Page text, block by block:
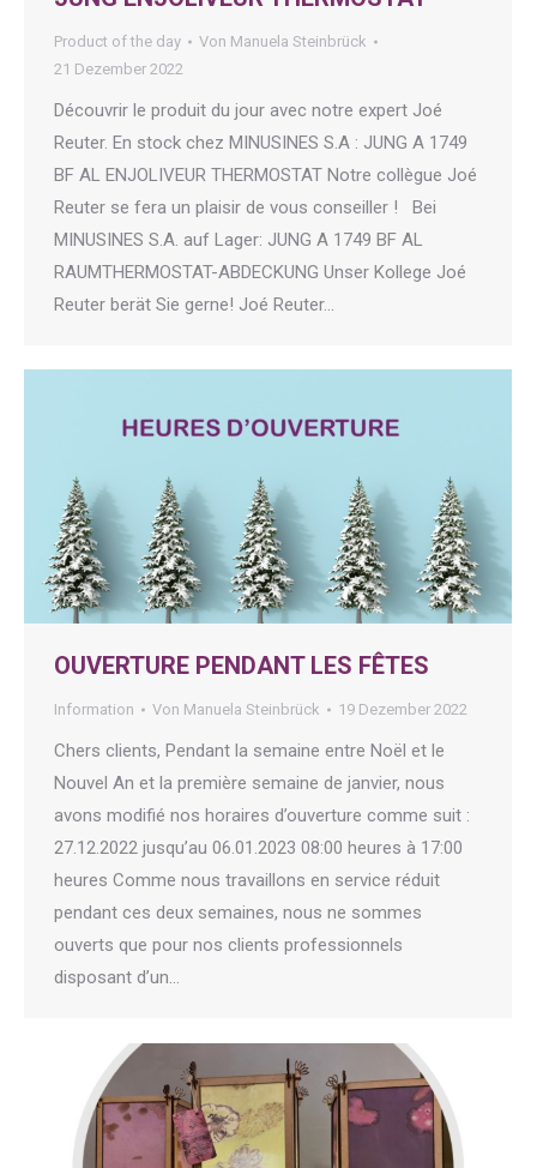
Product of the day Von Manuela Steinbrück
21 Dezember 2022
Découvrir le produit du jour avec notre expert Joé
Reuter. En stock chez MINUSINES S.A : JUNG A 1749
BF AL ENJOLIVEUR THERMOSTAT Notre collègue Joé
Reuter se fera un plaisir de vous conseiller ! Bei
MINUSINES S.A. auf Lager: JUNG A 1749 BF AL
RAUMTHERMOSTAT-ABDECKUNG Unser Kollege Joé
Reuter berät Sie gerne! Joé Reuter…
OUVERTURE PENDANT LES FÊTES
Information Von Manuela Steinbrück 19 Dezember 2022
Chers clients, Pendant la semaine entre Noël et le
Nouvel An et la première semaine de janvier, nous
avons modifié nos horaires d’ouverture comme suit :
27.12.2022 jusqu’au 06.01.2023 08:00 heures à 17:00
heures Comme nous travaillons en service réduit
pendant ces deux semaines, nous ne sommes
ouverts que pour nos clients professionnels
disposant d’un…